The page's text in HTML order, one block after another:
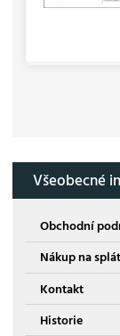
Všeobecné
Obchodní
Nákup na
Kontakt
Historie